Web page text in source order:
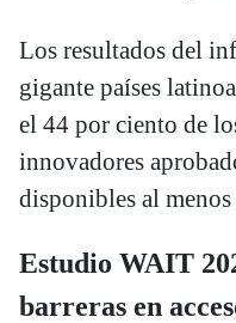
Los resultados del
gigante países
el 44 por ciento de
innovadores
disponibles al
Estudio WAIT
barreras en